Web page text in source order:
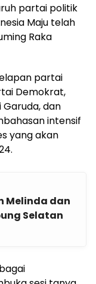
partai politik
Maju telah
Raka
partai
Demokrat,
Garuda, dan
intensif
yang akan
Melinda dan
Selatan